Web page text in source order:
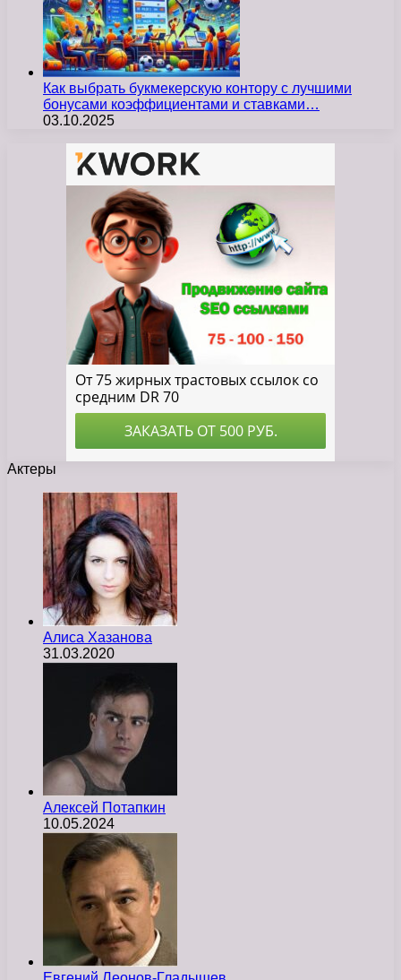
Как выбрать букмекерскую контору с лучшими
бонусами коэффициентами и ставками…
03.10.2025
Актеры
Алиса Хазанова
31.03.2020
Алексей Потапкин
10.05.2024